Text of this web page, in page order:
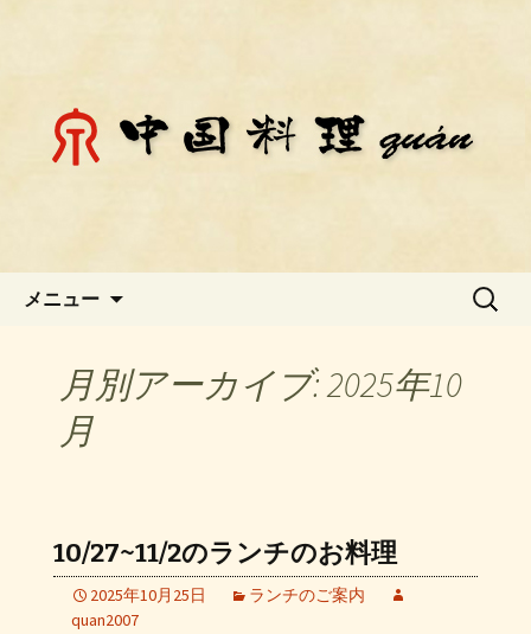
「チェン」のお知らせ
メニュー
検
月別アーカイブ: 2025年10
月
10/27~11/2のランチのお料理
2025年10月25日
ランチのご案内
quan2007